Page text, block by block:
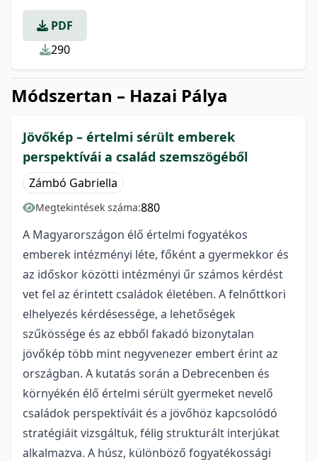
PDF
290
Módszertan – Hazai Pálya
Jövőkép – értelmi sérült emberek
perspektívái a család szemszögéből
Zámbó Gabriella
Megtekintések száma:880
A Magyarországon élő értelmi fogyatékos
emberek intézményi léte, főként a gyermekkor és
az időskor közötti intézményi űr számos kérdést
vet fel az érintett családok életében. A felnőttkori
elhelyezés kérdésessége, a lehetőségek
szűkössége és az ebből fakadó bizonytalan
jövőkép több mint negyvenezer embert érint az
országban. A kutatás során a Debrecenben és
környékén élő értelmi sérült gyermeket nevelő
családok perspektíváit és a jövőhöz kapcsolódó
stratégiáit vizsgáltuk, félig strukturált interjúkat
alkalmazva. A húsz, különböző fogyatékossági